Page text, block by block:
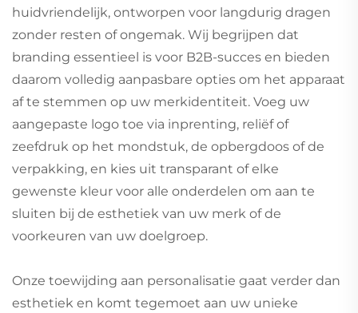
huidvriendelijk, ontworpen voor langdurig dragen
zonder resten of ongemak. Wij begrijpen dat
branding essentieel is voor B2B-succes en bieden
daarom volledig aanpasbare opties om het apparaat
af te stemmen op uw merkidentiteit. Voeg uw
aangepaste logo toe via inprenting, reliëf of
zeefdruk op het mondstuk, de opbergdoos of de
verpakking, en kies uit transparant of elke
gewenste kleur voor alle onderdelen om aan te
sluiten bij de esthetiek van uw merk of de
voorkeuren van uw doelgroep.
Onze toewijding aan personalisatie gaat verder dan
esthetiek en komt tegemoet aan uw unieke